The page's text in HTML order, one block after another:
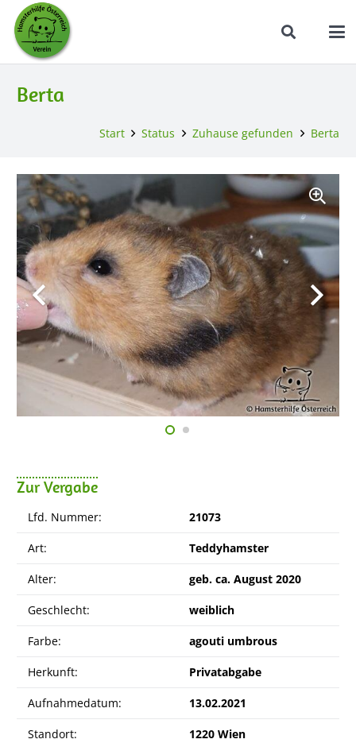
Berta
Start Status Zuhause gefunden Berta
Zur Vergabe
Lfd. Nummer: 21073
Art: Teddyhamster
Alter: geb. ca. August 2020
Geschlecht: weiblich
Farbe: agouti umbrous
Herkunft: Privatabgabe
Aufnahmedatum: 13.02.2021
Standort: 1220 Wien